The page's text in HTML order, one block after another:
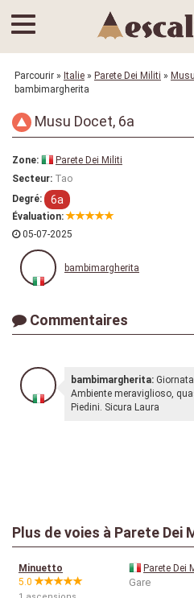
Parcourir » Italie » Parete Dei Militi »
bambimargherita
Musu Docet, 6a
Zone:
Parete Dei Militi
Secteur: Tao
Degré: 6a
Évaluation:
05-07-2025
bambimargherita
Commentaires
bambimargherita:
Ambiente meraviglioso,
Piedini. Sicura Laura
Plus de voies à Parete Dei
Minuetto
5.0
Parete Dei
Gare